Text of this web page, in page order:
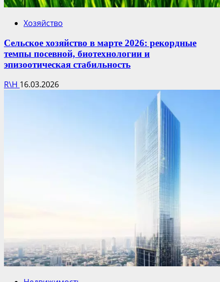
Хозяйство
Сельское хозяйство в марте 2026: рекордные
темпы посевной, биотехнологии и
эпизоотическая стабильность
R\H 16.03.2026